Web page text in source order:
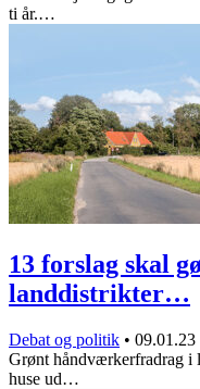
ti år.…
13 forslag skal
landdistrikter…
Debat og politik • 09.01.23
Grønt håndværkerfradrag i
huse ud…